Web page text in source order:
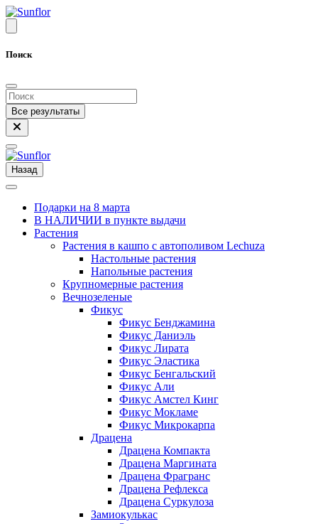
Поиск
Все результаты
Назад
Подарки на 8 марта
В НАЛИЧИИ в пункте выдачи
Растения
Растения в кашпо с автополивом Lechuza
Настольные растения
Напольные растения
Крупномерные растения
Вечнозеленые
Фикус
Фикус Бенджамина
Фикус Даниэль
Фикус Лирата
Фикус Эластика
Фикус Бенгальский
Фикус Али
Фикус Амстел Кинг
Фикус Мокламе
Фикус Микрокарпа
Драцена
Драцена Компакта
Драцена Маргината
Драцена Фрагранс
Драцена Рефлекса
Драцена Суркулоза
Замиокулькас